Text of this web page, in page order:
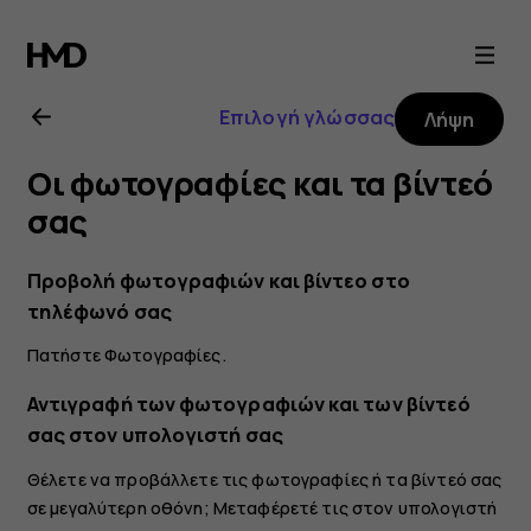
Οδηγίες
χρήσης
Nokia
5.3
Επιλογή γλώσσας Λήψη
Οι φωτογραφίες και τα βίντεό
σας
Προβολή φωτογραφιών και βίντεο στο
τηλέφωνό σας
ΠατήστεΦωτογραφίες.
Αντιγραφή των φωτογραφιών και των βίντεό
σας στον υπολογιστή σας
Θέλετε να προβάλλετε τις φωτογραφίες ή τα βίντεό σας
σε μεγαλύτερη οθόνη; Μεταφέρετέ τις στον υπολογιστή